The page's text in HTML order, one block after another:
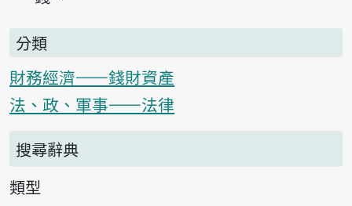
分類
財務經濟——錢財資產
法、政、軍事——法律
搜尋辭典
類型